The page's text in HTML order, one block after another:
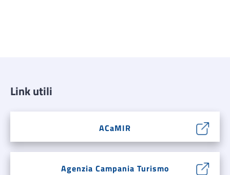
Link utili
ACaMIR
Agenzia Campania Turismo